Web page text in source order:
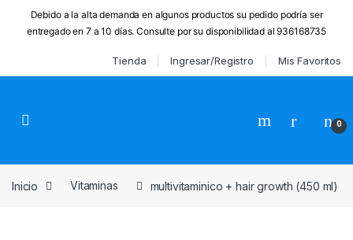
Debido a la alta demanda en algunos productos su pedido podría ser
entregado en 7 a 10 días. Consulte por su disponibilidad al 936168735
Tienda Ingresar/Registro Mis Favoritos
0
Inicio Vitaminasㅤ multivitaminico + hair growth (450 ml)